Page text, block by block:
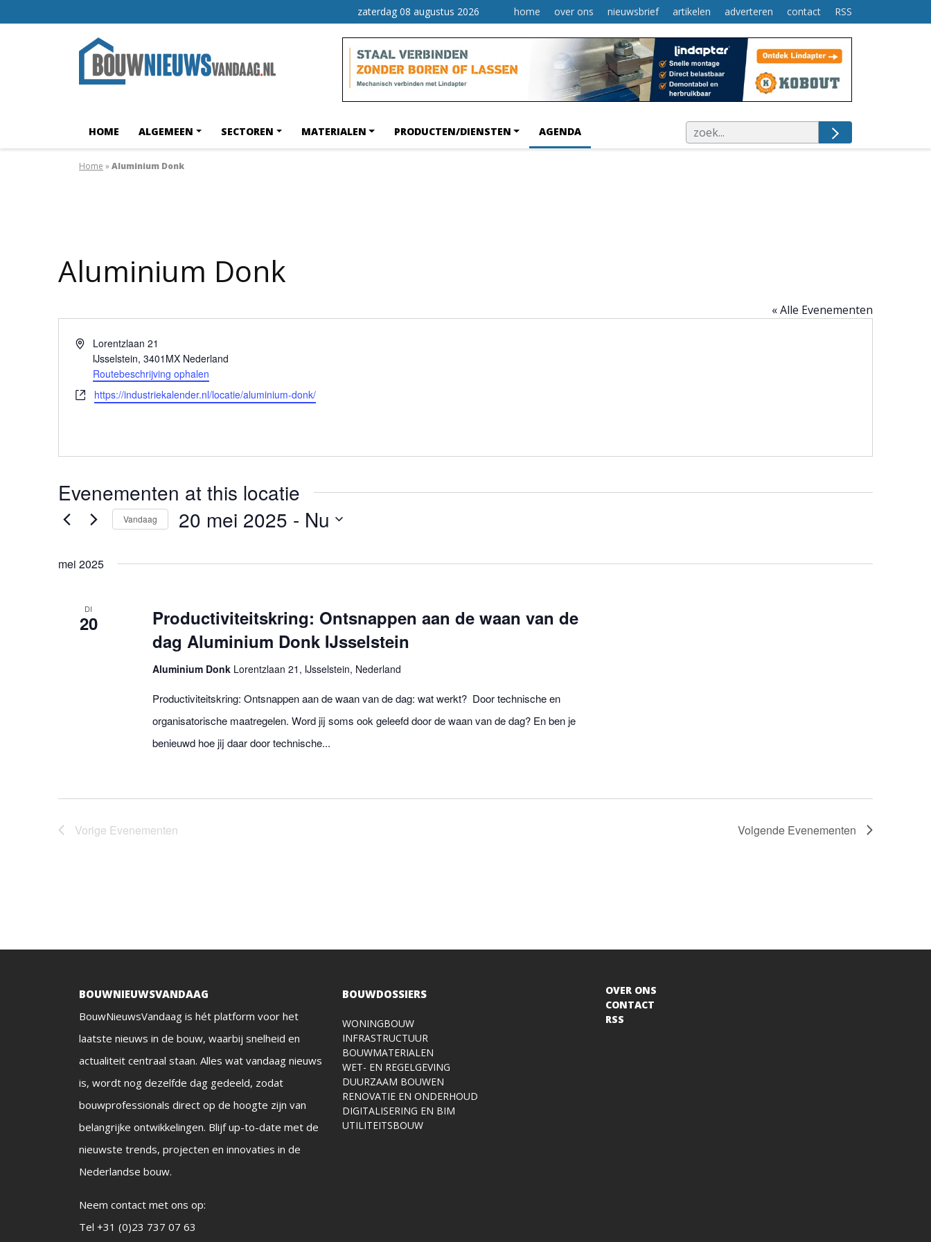
zaterdag 08 augustus 2026 home over ons nieuwsbrief artikelen adverteren contact RSS
HOME ALGEMEEN SECTOREN MATERIALEN PRODUCTEN/DIENSTEN AGENDA
Home »Aluminium Donk
Aluminium Donk
« Alle Evenementen
AdresLorentzlaan 21
IJsselstein, 3401MX Nederland
Routebeschrijving ophalen
Websitehttps://industriekalender.nl/locatie/aluminium-donk/
Evenementen at this locatie
Vandaag 20 mei 2025 - Nu
mei 2025
DI
20
Productiviteitskring: Ontsnappen aan de waan van de
dag Aluminium Donk IJsselstein
Aluminium Donk Lorentzlaan 21, IJsselstein, Nederland
Productiviteitskring: Ontsnappen aan de waan van de dag: wat werkt? Door technische en
organisatorische maatregelen. Word jij soms ook geleefd door de waan van de dag? En ben je
benieuwd hoe jij daar door technische...
Vorige Evenementen Volgende Evenementen
BOUWNIEUWSVANDAAG
BouwNieuwsVandaag is hét platform voor het
laatste nieuws in de bouw, waarbij snelheid en
actualiteit centraal staan. Alles wat vandaag nieuws
is, wordt nog dezelfde dag gedeeld, zodat
bouwprofessionals direct op de hoogte zijn van
belangrijke ontwikkelingen. Blijf up-to-date met de
nieuwste trends, projecten en innovaties in de
Nederlandse bouw.
Neem contact met ons op:
Tel +31 (0)23 737 07 63
BOUWDOSSIERS
WONINGBOUW
INFRASTRUCTUUR
BOUWMATERIALEN
WET- EN REGELGEVING
DUURZAAM BOUWEN
RENOVATIE EN ONDERHOUD
DIGITALISERING EN BIM
UTILITEITSBOUW
OVER ONS
CONTACT
RSS